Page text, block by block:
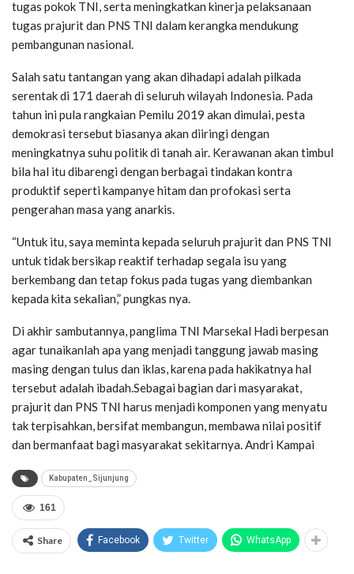
tugas pokok TNI, serta meningkatkan kinerja pelaksanaan
tugas prajurit dan PNS TNI dalam kerangka mendukung
pembangunan nasional.
Salah satu tantangan yang akan dihadapi adalah pilkada
serentak di 171 daerah di seluruh wilayah Indonesia. Pada
tahun ini pula rangkaian Pemilu 2019 akan dimulai, pesta
demokrasi tersebut biasanya akan diiringi dengan
meningkatnya suhu politik di tanah air. Kerawanan akan timbul
bila hal itu dibarengi dengan berbagai tindakan kontra
produktif seperti kampanye hitam dan profokasi serta
pengerahan masa yang anarkis.
“Untuk itu, saya meminta kepada seluruh prajurit dan PNS TNI
untuk tidak bersikap reaktif terhadap segala isu yang
berkembang dan tetap fokus pada tugas yang diembankan
kepada kita sekalian,” pungkas nya.
Di akhir sambutannya, panglima TNI Marsekal Hadi berpesan
agar tunaikanlah apa yang menjadi tanggung jawab masing
masing dengan tulus dan iklas, karena pada hakikatnya hal
tersebut adalah ibadah.Sebagai bagian dari masyarakat,
prajurit dan PNS TNI harus menjadi komponen yang menyatu
tak terpisahkan, bersifat membangun, membawa nilai positif
dan bermanfaat bagi masyarakat sekitarnya. Andri Kampai
Kabupaten_Sijunjung
161
Share Facebook Twitter WhatsApp